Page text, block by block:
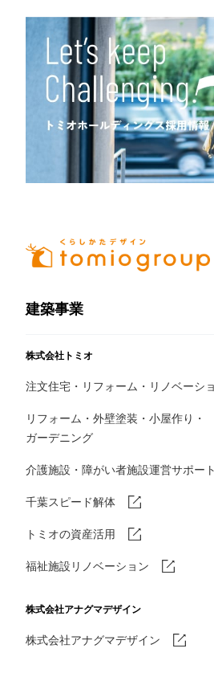
建築事業
株式会社トミオ
注文住宅・リフォーム・リノベーシ
リフォーム・外壁塗装・小屋作り・
ガーデニング
介護施設・障がい者施設運営サポート
千葉スピード解体
トミオの資産活用
福祉施設リノベーション
株式会社アナグマデザイン
株式会社アナグマデザイン